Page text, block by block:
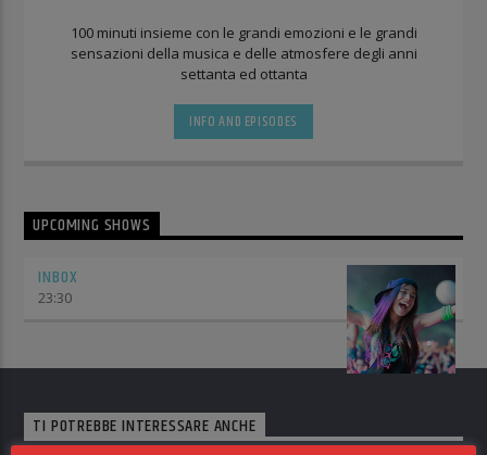
100 minuti insieme con le grandi emozioni e le grandi
sensazioni della musica e delle atmosfere degli anni
settanta ed ottanta
INFO AND EPISODES
UPCOMING SHOWS
INBOX
23:30
TI POTREBBE INTERESSARE ANCHE